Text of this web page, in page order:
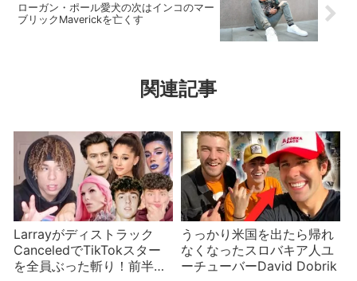
ローガン・ポール愛犬の次はインコのマー
ブリックMaverickを亡くす
関連記事
Larrayがディストラック
CanceledでTikTokスター
を全員ぶった斬り！前半
うっかり米国を出たら帰れ
なくなったスロバキア人ユ
ーチューバーDavid Dobrik